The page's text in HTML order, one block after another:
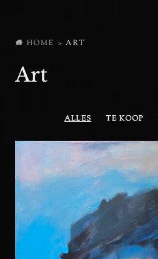
HOME > ART
Art
ALLES TE KOOP